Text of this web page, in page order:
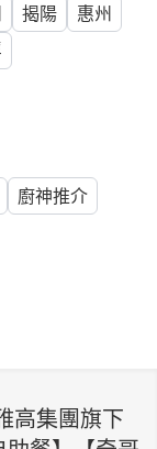
揭陽
惠州
廚神推介
高集團旗下